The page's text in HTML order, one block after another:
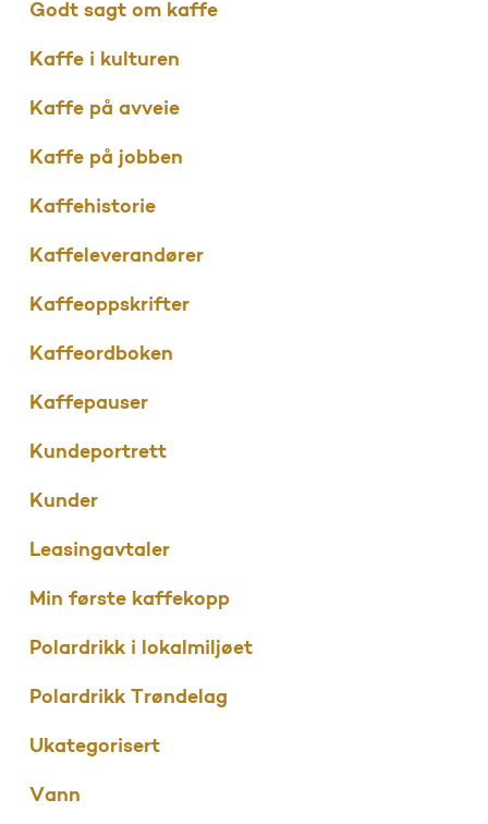
Godt sagt om kaffe
Kaffe i kulturen
Kaffe på avveie
Kaffe på jobben
Kaffehistorie
Kaffeleverandører
Kaffeoppskrifter
Kaffeordboken
Kaffepauser
Kundeportrett
Kunder
Leasingavtaler
Min første kaffekopp
Polardrikk i lokalmiljøet
Polardrikk Trøndelag
Ukategorisert
Vann